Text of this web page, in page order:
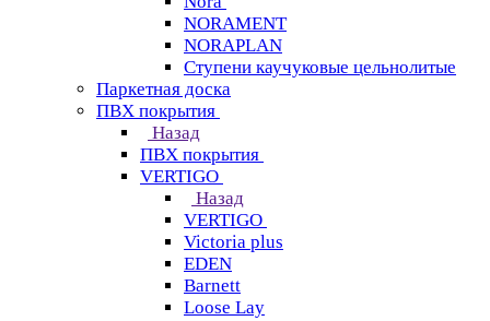
NORAMENT
NORAPLAN
Ступени каучуковые цельнолитые
Паркетная доска
ПВХ покрытия
Назад
ПВХ покрытия
VERTIGO
Назад
VERTIGO
Victoria plus
EDEN
Barnett
Loose Lay